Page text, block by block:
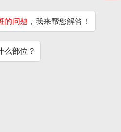
的问题 ，我来帮您解答！
么部位？